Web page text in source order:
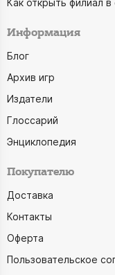
Как открыть филиал
Информация
Блог
Архив игр
Издатели
Глоссарий
Энциклопедия
Покупателю
Доставка
Контакты
Оферта
Пользовательское